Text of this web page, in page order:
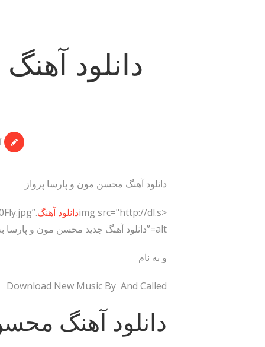
دانلود
دانلود آهنگ محسن مون و پارسا پرواز
<img src="http://dl.s دانلود آهنگ
alt=”دانلود آهنگ جدید محسن مون و پارسا به نام پرواز” width=”480″ height=”480″>
و به نام
Download New Music By And Called
دانلود آهنگ